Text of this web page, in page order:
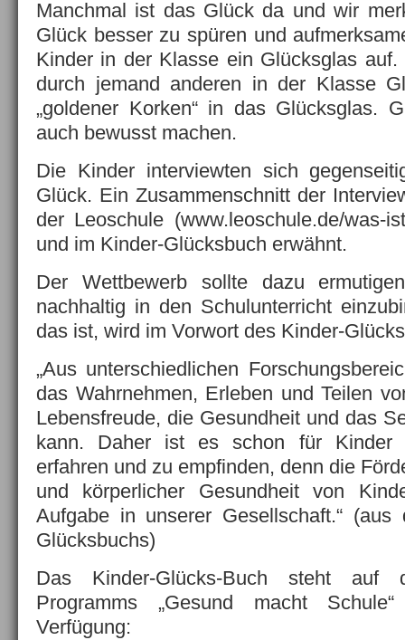
Manchmal ist das Glück da und wir
Glück besser zu spüren und
Kinder in der Klasse ein Glücksglas
durch jemand anderen in der Klasse
„goldener Korken“ in das Glücksglas.
auch bewusst machen.
Die Kinder interviewten sich
Glück. Ein Zusammenschnitt der
der Leo­schule (www.leoschule.de/was-
und im Kinder-Glücksbuch erwähnt.
Der Wettbewerb sollte dazu
nachhaltig in den Schulunterricht
das ist, wird im Vorwort des Kinder-
„Aus unterschiedlichen
das Wahrnehmen, Erleben und Teilen
Lebensfreude, die Gesundheit und das
kann. Daher ist es schon für Kinder
erfahren und zu empfinden, denn die
und körperlicher Gesundheit von
Aufgabe in unserer Gesellschaft.“ (aus
Glücksbuchs)
Das Kinder-Glücks-Buch steht auf
Programms „Gesund macht
Verfügung: